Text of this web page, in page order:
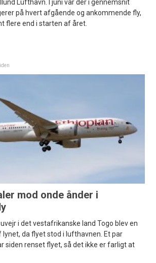
Lufthavn. I juni var der i gennemsnit
på hvert afgående og ankommende fly,
flere end i starten af året.
mod onde ånder i
i det vestafrikanske land Togo blev en
lynet, da flyet stod i lufthavnen. Et par
siden renset flyet, så det ikke er farligt at